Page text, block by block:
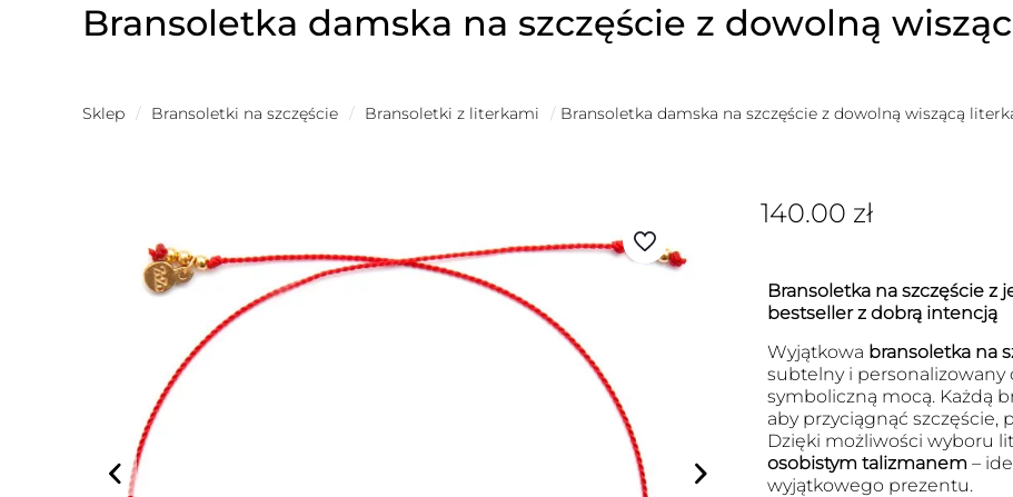
Bransoletka damska na szczęście z dowolną
Sklep / Bransoletki na szczęście / Bransoletki z literkami / Bransoletka damska na szczęście z dowolną wiszącą
140.00 zł
Bransoletka na szczęście z
bestseller z dobrą intencją
Wyjątkowa bransoletka na
subtelny i personalizowany
symboliczną mocą. Każdą
aby przyciągnąć szczęście,
Dzięki możliwości wyboru
osobistym talizmanem –
wyjątkowego prezentu.